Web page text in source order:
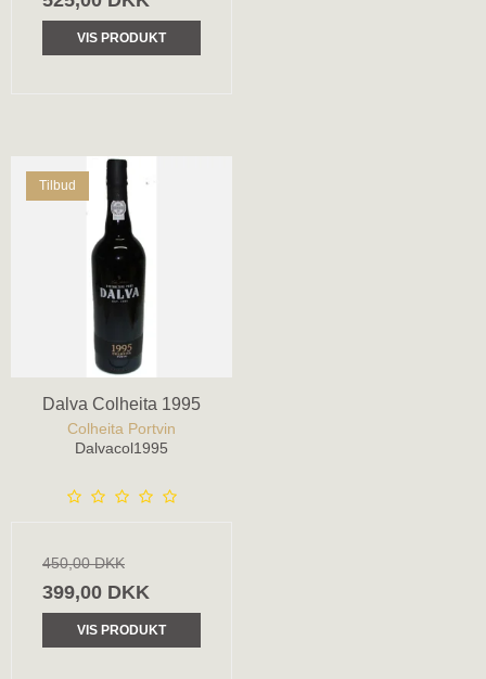
VIS PRODUKT
Tilbud
Dalva Colheita 1995
Colheita Portvin
Dalvacol1995
450,00 DKK
399,00 DKK
VIS PRODUKT